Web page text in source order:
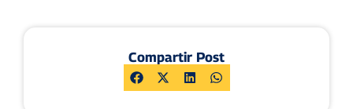
Compartir Post